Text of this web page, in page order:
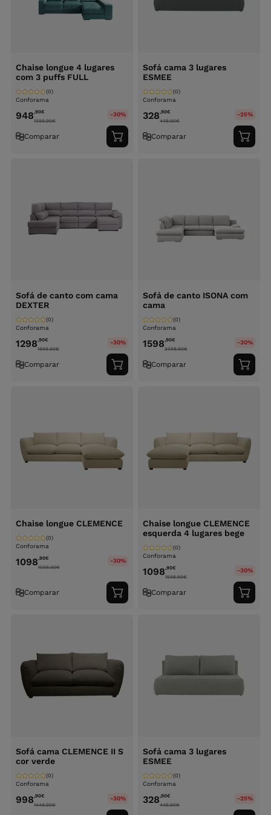
Chaise longue 4 lugares
com 3 puffs FULL
Conforama
(0)
948,90€
1398.90€
-30%
Comparar
Adicionar
ao
Sofá cama 3 lugares
ESMEE
Conforama
(0)
328,90€
448.90€
-25%
Comparar
ao
Sofá de canto com cama
DEXTER
Conforama
(0)
1298,90€
1898.90€
-30%
Comparar
Adicionar
ao
Sofá de canto ISONA com
cama
Conforama
(0)
1598,90€
2398.90€
-30%
Comparar
ao
Chaise longue CLEMENCE
Conforama
(0)
1098,90€
1598.90€
-30%
Comparar
Adicionar
ao
Chaise longue CLEMENCE
esquerda 4 lugares bege
Conforama
(0)
1098,90€
1598.90€
-30%
Comparar
ao
Sofá cama CLEMENCE II S
cor verde
Conforama
(0)
998,90€
1448.90€
-30%
Sofá cama 3 lugares
ESMEE
Conforama
(0)
328,90€
448.90€
-25%